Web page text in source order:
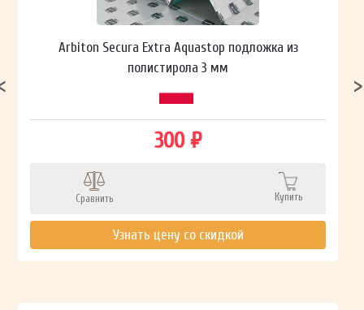
Arbiton Secura Extra Aquastop подложка из
полистирола 3 мм
300 ₽
Сравнить Купить
Узнать цену со скидкой